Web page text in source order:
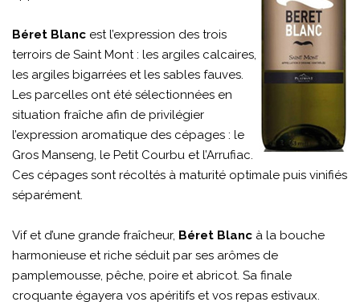
Béret Blanc est l’expression des trois
terroirs de Saint Mont : les argiles calcaires,
les argiles bigarrées et les sables fauves.
Les parcelles ont été sélectionnées en
situation fraîche afin de privilégier
l’expression aromatique des cépages : le
Gros Manseng, le Petit Courbu et l’Arrufiac.
Ces cépages sont récoltés à maturité optimale puis vinifiés
séparément.
Vif et d’une grande fraîcheur, Béret Blanc à la bouche
harmonieuse et riche séduit par ses arômes de
pamplemousse, pêche, poire et abricot. Sa finale
croquante égayera vos apéritifs et vos repas estivaux.